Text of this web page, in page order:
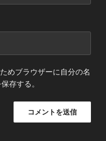
めブラウザーに自分の名
存する。